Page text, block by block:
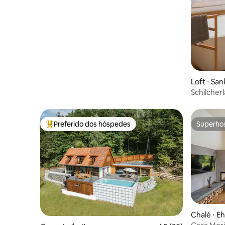
Loft ⋅
Entre os melhores preferidos dos hóspedes
Preferido dos hóspedes
Chalé ⋅